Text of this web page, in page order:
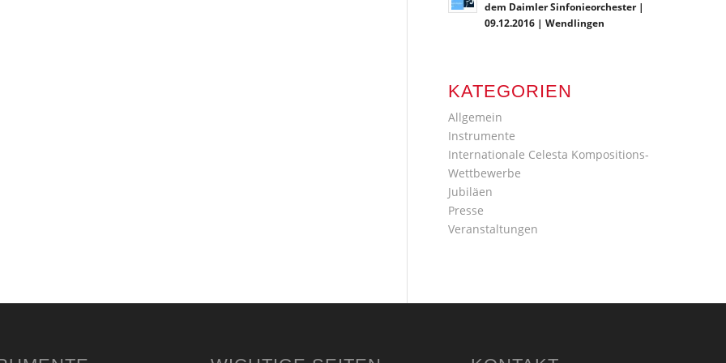
dem Daimler Sinfonieorchester |
09.12.2016 | Wendlingen
KATEGORIEN
Allgemein
Instrumente
Internationale Celesta Kompositions-
Wettbewerbe
Jubiläen
Presse
Veranstaltungen